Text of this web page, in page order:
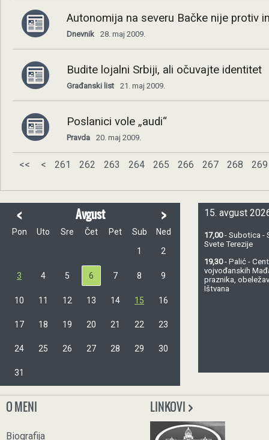
Autonomija na severu Bačke nije protiv
Dnevnik 28. maj 2009.
Budite lojalni Srbiji, ali očuvajte identitet
Građanski list 21. maj 2009.
Poslanici vole „audi“
Pravda 20. maj 2009.
<< < 261 262 263 264 265 266 267 268 269
< Avgust >
Pon Uto Sre Čet Pet Sub
Ned
1
2
3 4 5 6 7 8 9
10 11 12 13 14 15 16
17 18 19 20 21 22 23
24 25 26 27 28 29 30
31
15. avgust
17,00- Subotica -
Svete Terezije
19,30- Palić -
vojvođanskih
praznika,
Ištvana
O MENI
Biografija
LINKOVI